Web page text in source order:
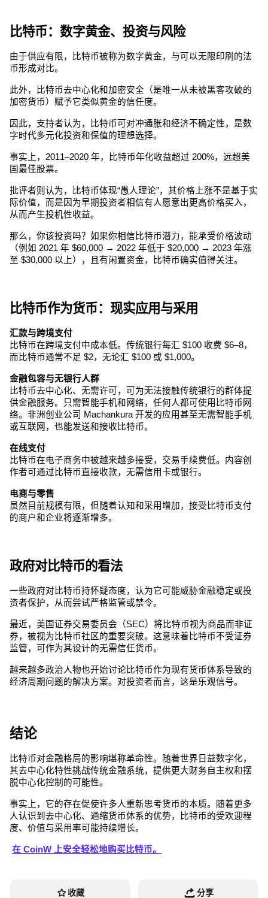
比特币：数字黄金、投资与风险
由于供应有限，比特币被称为数字黄金，与可以无限印刷的法
币形成对比。
此外，比特币去中心化和加密安全（是唯一从未被黑客攻破的
加密货币）赋予它类似黄金的信任度。
因此，支持者认为，比特币可对冲通胀和经济不确定性，是数
字时代多元化投资和保值的理想选择。
事实上，2011–2020 年，比特币年化收益超过 200%，远超美
国最佳股票。
批评者则认为，比特币体现“愚人理论”，其价格上涨不是基于实
际价值，而是因为早期投资者相信有人愿意出更高价格买入，
从而产生投机性收益。
那么，你该投资吗？如果你相信比特币潜力，能承受价格波动
（例如 2021 年 $60,000 → 2022 年低于 $20,000 → 2023 年涨
至 $30,000 以上），且有闲置资金，比特币确实值得关注。
比特币作为货币：现实应用与采用
汇款与跨境支付
比特币在跨境支付中成本低。传统银行每汇 $100 收费 $6–8，
而比特币通常不足 $2，无论汇 $100 或 $1,000。
金融包容与无银行人群
比特币去中心化、无需许可，可为无法接触传统银行的群体提
供金融服务。只需智能手机和网络，任何人都可使用比特币网
络。非洲创业公司 Machankura 开发的应用甚至无需智能手机
或互联网，也能发送和接收比特币。
在线支付
比特币在电子商务中被越来越多接受，交易手续费低。内容创
作者可通过比特币直接收款，无需信用卡或银行。
电商与零售
虽然目前规模有限，但随着认知和采用增加，接受比特币支付
的商户和企业将逐渐增多。
政府对比特币的看法
一些政府对比特币持怀疑态度，认为它可能威胁金融稳定或投
资者保护，从而尝试严格监管或禁令。
最近，美国证券交易委员会（SEC）将比特币视为商品而非证
券，被视为比特币社区的重要突破。这意味着比特币不受证券
监管，可作为其设计的无需信任货币。
越来越多政治人物也开始讨论比特币作为现有货币体系导致的
经济周期问题的解决方案。对投资者而言，这是乐观信号。
结论
比特币对金融格局的影响堪称革命性。随着世界日益数字化，
其去中心化特性挑战传统金融系统，提供更大财务自主权和摆
脱中心化控制的可能性。
事实上，它的存在促使许多人重新思考货币的本质。随着更多
人认识到去中心化、通缩货币体系的优势，比特币的受欢迎程
度、价值与采用率可能持续增长。
在 CoinW 上安全轻松地购买比特币。
收藏 分享